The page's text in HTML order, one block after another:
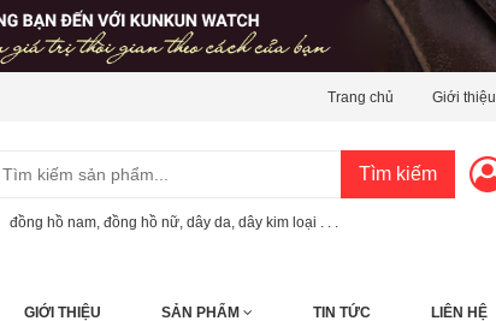
Trang chủ Giới thiệu
Tìm kiếm
đồng hồ nam đồng hồ nữ dây da dây kim loại . . .
GIỚI THIỆU SẢN PHẨM TIN TỨC LIÊN HỆ